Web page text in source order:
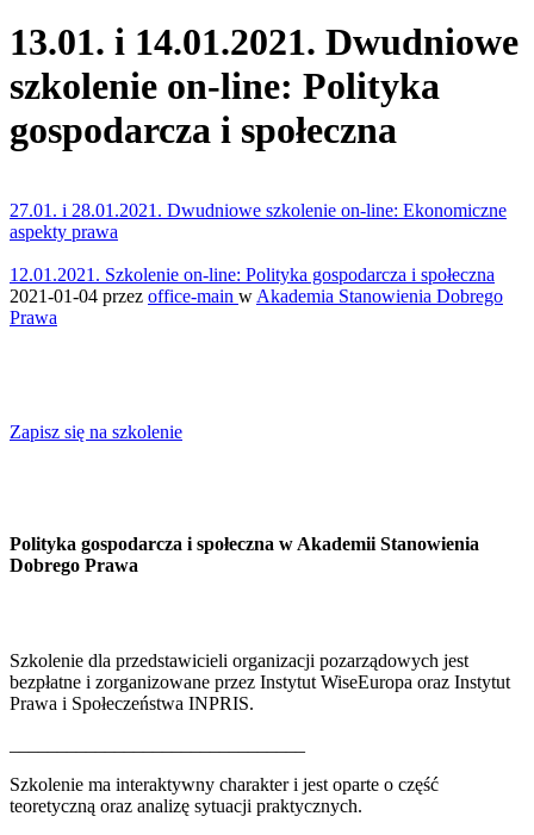
13.01. i 14.01.2021. Dwudniowe
szkolenie on-line: Polityka
gospodarcza i społeczna
27.01. i 28.01.2021. Dwudniowe szkolenie on-line: Ekonomiczne
aspekty prawa
12.01.2021. Szkolenie on-line: Polityka gospodarcza i społeczna
2021-01-04 przez office-main w Akademia Stanowienia Dobrego
Prawa
Zapisz się na szkolenie
Polityka gospodarcza i społeczna w Akademii Stanowienia
Dobrego Prawa
Szkolenie dla przedstawicieli organizacji pozarządowych jest
bezpłatne i zorganizowane przez Instytut WiseEuropa oraz Instytut
Prawa i Społeczeństwa INPRIS.
Szkolenie ma interaktywny charakter i jest oparte o część
teoretyczną oraz analizę sytuacji praktycznych.